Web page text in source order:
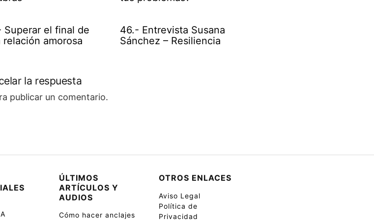
Superar el final de
relación amorosa
46.- Entrevista Susana
Sánchez – Resiliencia
la respuesta
publicar un comentario.
ÚLTIMOS
ARTÍCULOS Y
AUDIOS
Cómo hacer anclajes
OTROS ENLACES
Aviso Legal
Política de
Privacidad